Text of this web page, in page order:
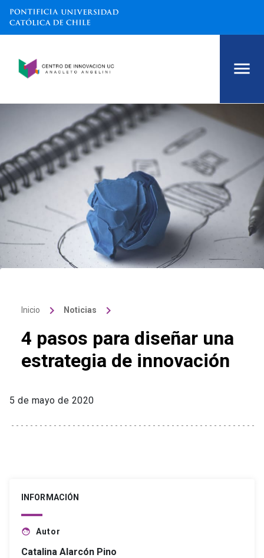
Inicio keyboard_arrow_right Noticias keyboard_arrow_right
4 pasos para diseñar una
estrategia de innovación
5 de mayo de 2020
INFORMACIÓN
face Autor
Catalina Alarcón Pino